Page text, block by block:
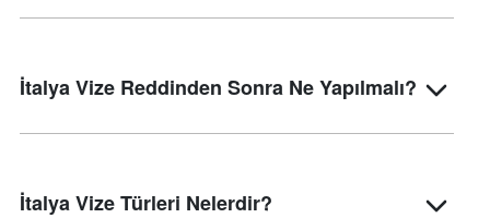
İtalya Vize Reddinden Sonra Ne Yapılmalı?
İtalya Vize Türleri Nelerdir?